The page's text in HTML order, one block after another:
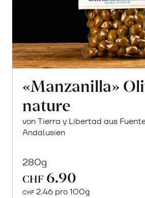
«Manzanilla»
nature
von Tierra y Libertad aus
Andalusien
280g
CHF 6.90
CHF 2.46 pro 100g